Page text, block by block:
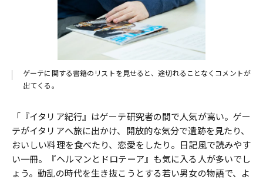
ゲーテに関する書籍のリストを見せると、途切れることなくコメントが
出てくる。
「『イタリア紀行』はゲーテ研究者の間で人気が高い。ゲー
テがイタリアへ旅に出かけ、開放的な気分で遺跡を見たり、
おいしい料理を食べたり、恋愛をしたり。日記風で読みやす
い一冊。『ヘルマンとドロテーア』も気に入る人が多いでし
ょう。動乱の時代を生き抜こうとする若い男女の物語で、よ